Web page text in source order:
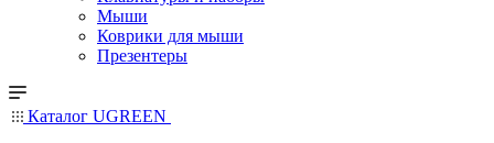
Мыши
Коврики для мыши
Презентеры
Каталог UGREEN